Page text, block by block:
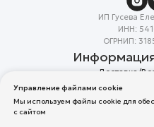
ИП Гусева
ИНН:
ОГРНИП:
Доставка/
Скидка в
Управление файлами cookie
Мы используем файлы cookie для
с сайтом